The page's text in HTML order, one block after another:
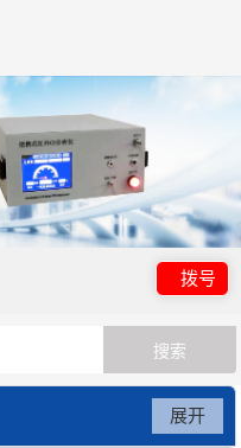
拨号
展开